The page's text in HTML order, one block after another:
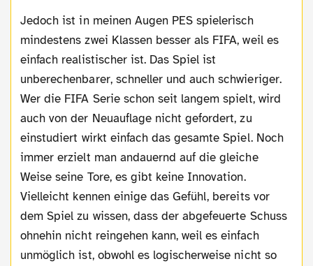
Jedoch ist in meinen Augen PES spielerisch
mindestens zwei Klassen besser als FIFA, weil es
einfach realistischer ist. Das Spiel ist
unberechenbarer, schneller und auch schwieriger.
Wer die FIFA Serie schon seit langem spielt, wird
auch von der Neuauflage nicht gefordert, zu
einstudiert wirkt einfach das gesamte Spiel. Noch
immer erzielt man andauernd auf die gleiche
Weise seine Tore, es gibt keine Innovation.
Vielleicht kennen einige das Gefühl, bereits vor
dem Spiel zu wissen, dass der abgefeuerte Schuss
ohnehin nicht reingehen kann, weil es einfach
unmöglich ist, obwohl es logischerweise nicht so